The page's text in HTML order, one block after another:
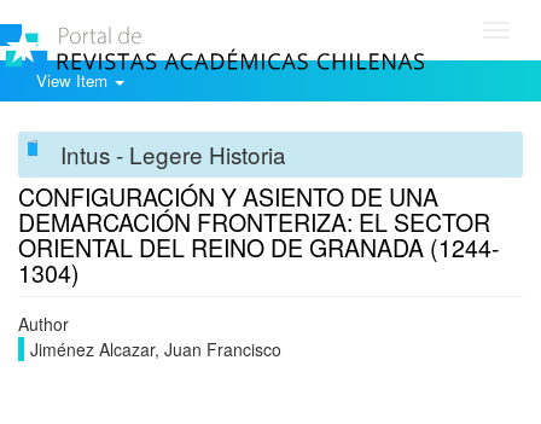
View Item
Intus - Legere Historia
CONFIGURACIÓN Y ASIENTO DE UNA
DEMARCACIÓN FRONTERIZA: EL SECTOR
ORIENTAL DEL REINO DE GRANADA (1244-
1304)
Author
Jiménez Alcazar, Juan Francisco